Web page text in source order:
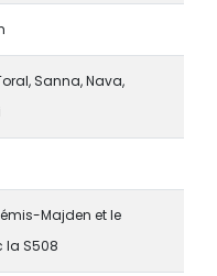
Sanna, Nava,
Majden et le
la S508